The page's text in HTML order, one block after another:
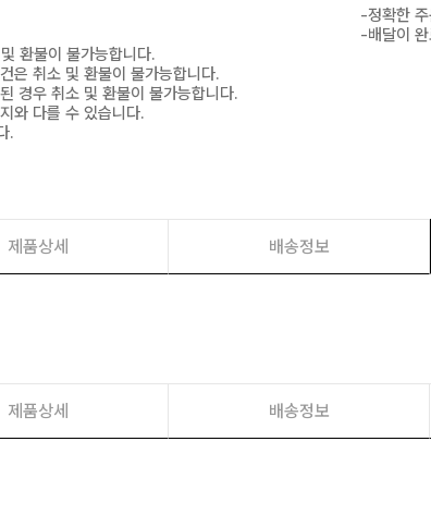
환불이 불가능합니다.
은 취소 및 환불이 불가능합니다.
경우 취소 및 환불이 불가능합니다.
와 다를 수 있습니다.
.
-정확한
-배달이
제품상세 배송정보
제품상세 배송정보